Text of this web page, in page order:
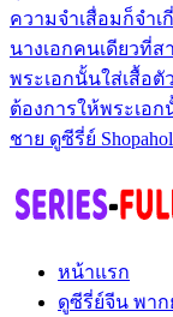
ความจำเสื่อมก็จำเ
นางเอกคนเดียวที่
พระเอกนั้นใส่เสื้อตั
ต้องการให้พระเอ
ชาย ดูซีรี่ย์
หน้าแรก
ดูซีรี่ย์จีน พาก